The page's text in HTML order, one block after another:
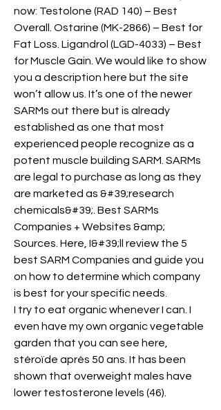
now: Testolone (RAD 140) – Best
Overall. Ostarine (MK-2866) – Best for
Fat Loss. Ligandrol (LGD-4033) – Best
for Muscle Gain. We would like to show
you a description here but the site
won’t allow us. It’s one of the newer
SARMs out there but is already
established as one that most
experienced people recognize as a
potent muscle building SARM. SARMs
are legal to purchase as long as they
are marketed as &#39;research
chemicals&#39;. Best SARMs
Companies + Websites &amp;
Sources. Here, I&#39;ll review the 5
best SARM Companies and guide you
on how to determine which company
is best for your specific needs.
I try to eat organic whenever I can. I
even have my own organic vegetable
garden that you can see here,
stéroïde après 50 ans. It has been
shown that overweight males have
lower testosterone levels (46).